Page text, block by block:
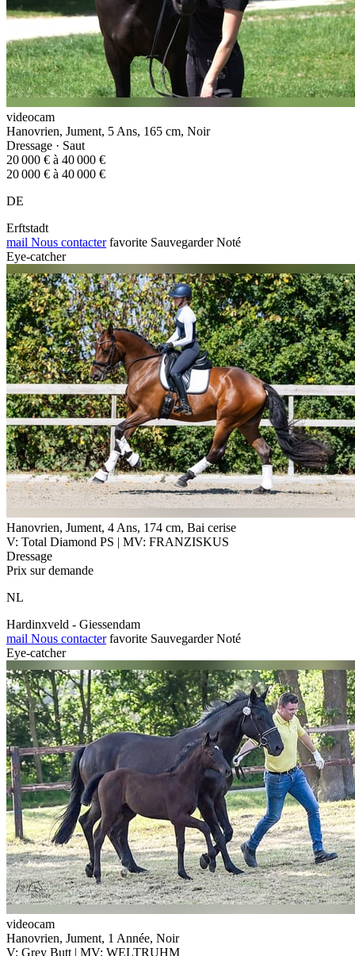
videocam
Hanovrien, Jument, 5 Ans, 165 cm, Noir
Dressage · Saut
20 000 € à 40 000 €
20 000 € à 40 000 €
DE
Erftstadt
mail Nous contacter favorite Sauvegarder Noté
Eye-catcher
Hanovrien, Jument, 4 Ans, 174 cm, Bai cerise
V: Total Diamond PS | MV: FRANZISKUS
Dressage
Prix sur demande
NL
Hardinxveld - Giessendam
mail Nous contacter favorite Sauvegarder Noté
Eye-catcher
videocam
Hanovrien, Jument, 1 Année, Noir
V: Grey Butt | MV: WELTRUHM